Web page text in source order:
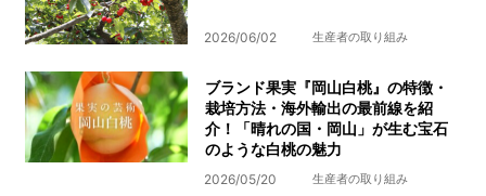
2026/06/02 生産者の取り組み
ブランド果実『岡山白桃』の特徴・
栽培方法・海外輸出の最前線を紹
介！「晴れの国・岡山」が生む宝石
のような白桃の魅力
2026/05/20 生産者の取り組み